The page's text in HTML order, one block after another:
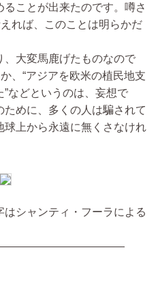
ことが出来たのです。噂さ
れば、このことは明らかだ
大変馬鹿げたものなので
、“アジアを欧米の植民地支
などというのは、妄想で
めに、多くの人は騙されて
上から永遠に無くさなけれ
シャンティ・フーラによる